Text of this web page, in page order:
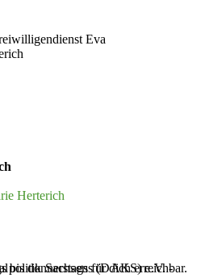
Herterich
Sachsens (‌DAKS‌) e.V. -
bis donnerstags für dich erreichbar.